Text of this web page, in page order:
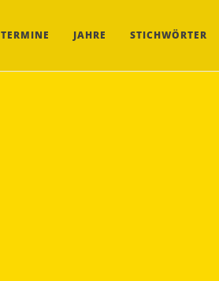
TERMINE JAHRE STICHWÖRTER